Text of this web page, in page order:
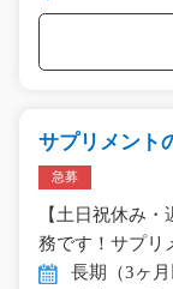
サプリメント
急募
【土日祝休み
務です！サプ
長期（3ヶ月